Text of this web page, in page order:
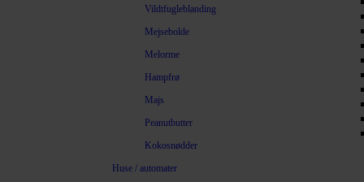
Vildtfugleblanding
Mejsebolde
Melorme
Hampfrø
Majs
Peanutbutter
Kokosnødder
Huse / automater